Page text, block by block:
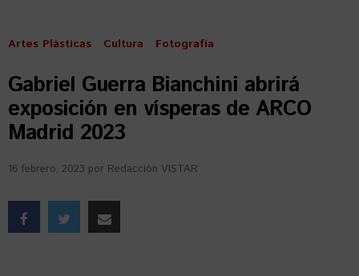
Artes Plásticas Cultura Fotografía
Gabriel Guerra Bianchini abrirá
exposición en vísperas de ARCO
Madrid 2023
16 febrero, 2023 por Redacción VISTAR